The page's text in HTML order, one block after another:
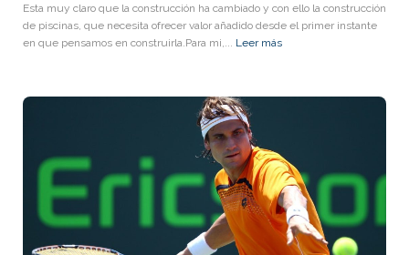
Esta muy claro que la construcción ha cambiado y con ello la construcción
de piscinas, que necesita ofrecer valor añadido desde el primer instante
en que pensamos en construirla.Para mi,... Leer más